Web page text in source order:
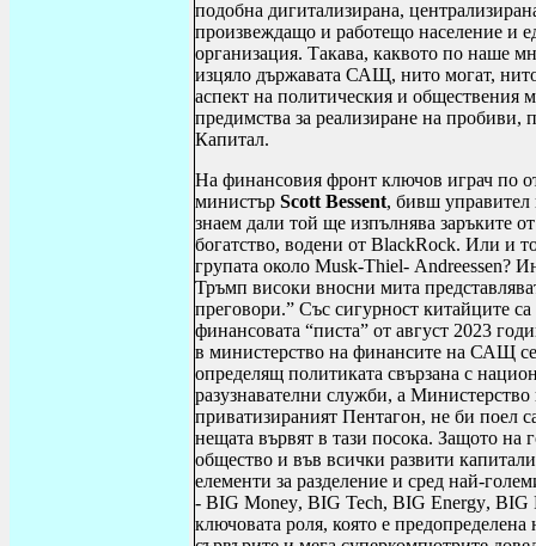
подобна дигитализирана,
произвеждащо и работещо население и
организация. Такава, каквото по наше
изцяло държавата САЩ, нито могат, нито
аспект на политическия и обществения
предимства за реализиране на пробиви,
Капитал.
На финансовия фронт ключов играч по
министър Scott Bessent, бивш управител
знаем дали той ще изпълнява заръките
богатство, водени от BlackRock. Или и
групата около Musk-Thiel- Andreessen?
Тръмп високи вносни мита
преговoри.” Със сигурност китайците
финансовата “писта” от август 2023
в министерство на финансите на САЩ
определящ политиката свързана с
разузнавателни служби, а
приватизираният Пентагон, не би поел
нещата вървят в тази посока. Защото на
общество и във всички развити
елементи за разделение и сред най-
- BIG Money, BIG Tech, BIG Energy, BIG
ключовата роля, която е